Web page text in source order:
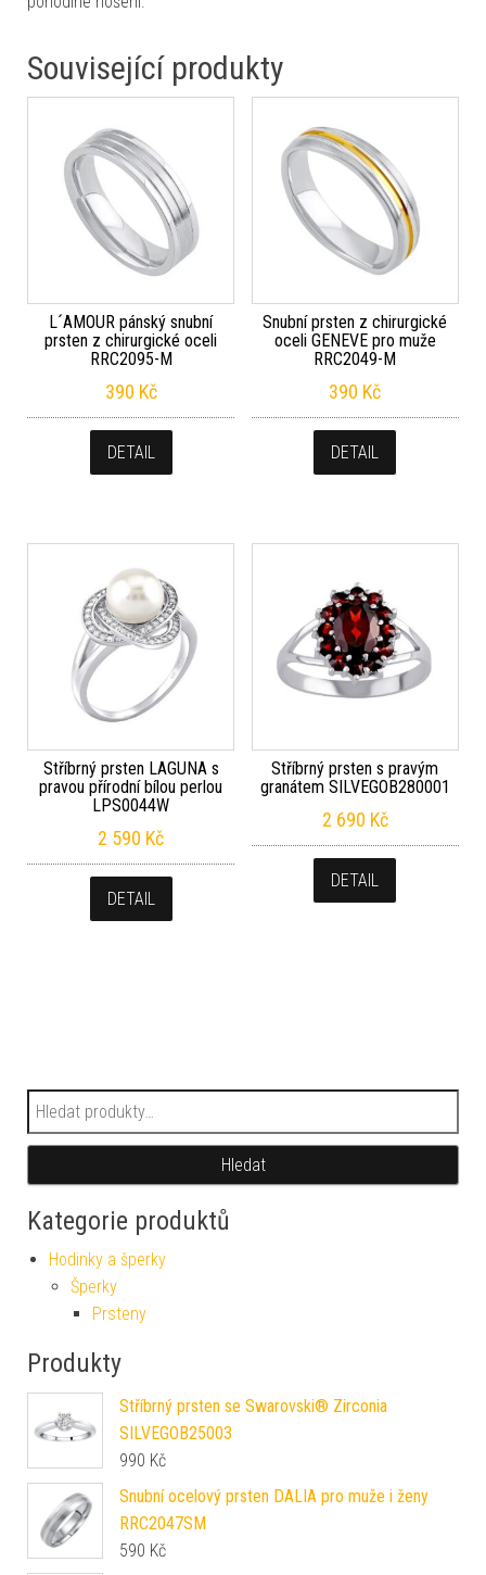
Související produkty
L´AMOUR pánský snubní
prsten z chirurgické oceli
RRC2095-M
390 Kč
DETAIL
Snubní prsten z chirurgické
oceli GENEVE pro muže
RRC2049-M
390 Kč
DETAIL
Stříbrný prsten LAGUNA s
pravou přírodní bílou perlou
LPS0044W
2 590 Kč
DETAIL
Stříbrný prsten s pravým
granátem SILVEGOB280001
2 690 Kč
DETAIL
Hledat:
Hledat
Kategorie produktů
Hodinky a šperky
Šperky
Prsteny
Produkty
Stříbrný prsten se Swarovski® Zirconia
SILVEGOB25003
990 Kč
Snubní ocelový prsten DALIA pro muže i ženy
RRC2047SM
590 Kč